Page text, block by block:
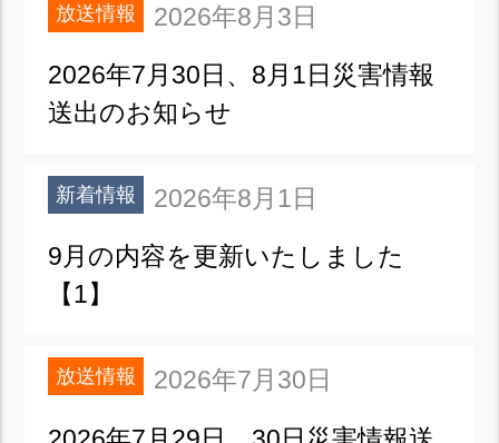
放送情報 2026年8月3日
2026年7月30日、8月1日災害情報
送出のお知らせ
新着情報 2026年8月1日
9月の内容を更新いたしました
【1】
放送情報 2026年7月30日